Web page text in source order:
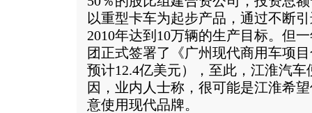
以重型卡车为起步产品，通过不断
2010年达到10万辆的生产目标。但
团正式签署了《广州现代商用车项
预计12.4亿美元），至此，江淮汽
因，业内人士称，很可能是江淮希
意使用现代品牌。